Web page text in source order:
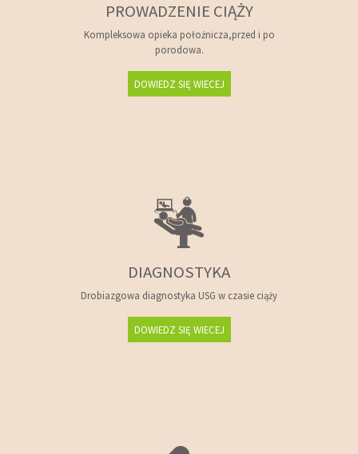
PROWADZENIE CIĄŻY
Kompleksowa opieka położnicza,przed i po
porodowa.
DOWIEDZ SIĘ WIECEJ
DIAGNOSTYKA
Drobiazgowa diagnostyka USG w czasie ciąży
DOWIEDZ SIĘ WIECEJ